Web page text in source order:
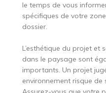
le temps de vous
spécifiques de votre
dossier.
L’esthétique du projet et
dans le paysage sont
importants. Un projet
environnement risque de